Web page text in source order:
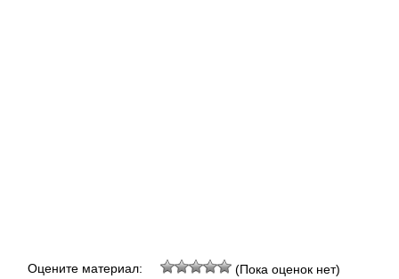
Оцените материал: (Пока оценок нет)